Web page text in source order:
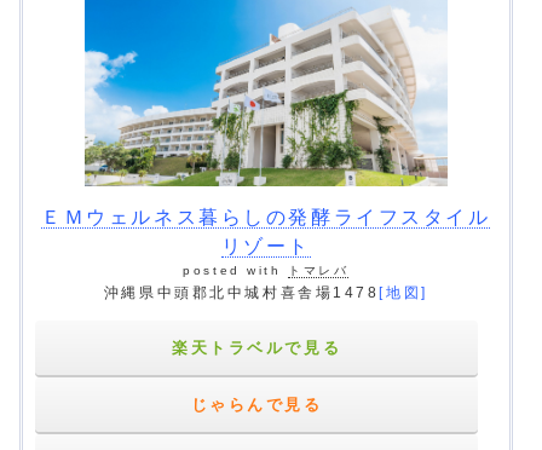
ＥＭウェルネス暮らしの発酵ライフスタイル
リゾート
posted with トマレバ
沖縄県中頭郡北中城村喜舎場1478[地図]
楽天トラベルで見る
じゃらんで見る